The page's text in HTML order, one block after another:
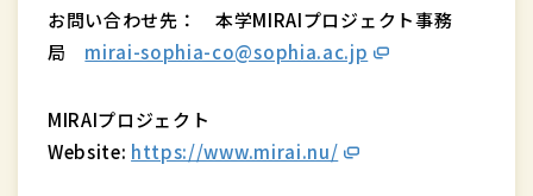
お問い合わせ先： 本学MIRAIプロジェクト事務
局 mirai-sophia-co@sophia.ac.jp
MIRAIプロジェクト
Website: https://www.mirai.nu/